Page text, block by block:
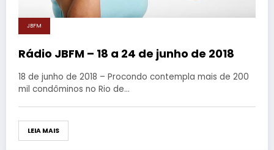
JBFM
Rádio JBFM – 18 a 24 de junho de 2018
18 de junho de 2018 – Procondo contempla mais de 200
mil condôminos no Rio de…
LEIA MAIS